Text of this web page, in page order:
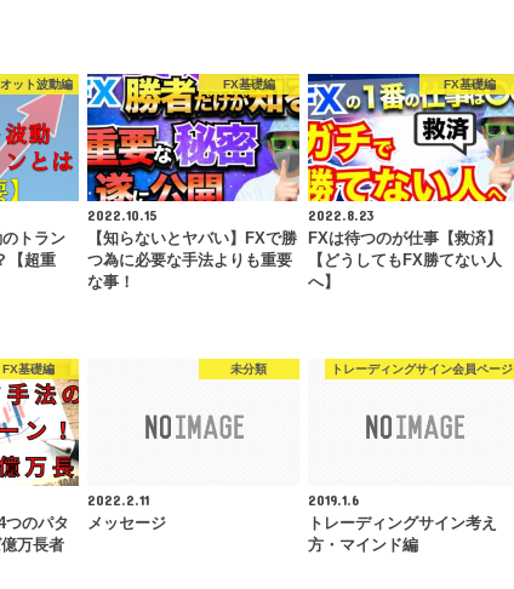
ット波動編
トラン
【超重
FX基礎編
2022.10.15
【知らないとヤバい】FXで勝
つ為に必要な手法よりも重要
な事！
FX基礎編
2022.8.23
FXは待つのが仕事【救済】
【どうしてもFX勝てない人
へ】
FX基礎編
つのパタ
万長者
未分類
2022.2.11
メッセージ
トレーディングサイン会員ページ
2019.1.6
トレーディングサイン考え
方・マインド編